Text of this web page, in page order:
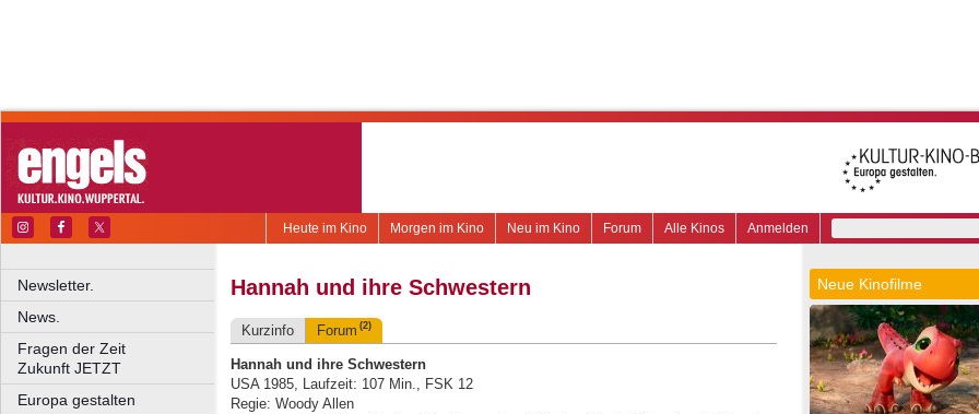
Anmelden
Alle Kinos
Forum
Neu im Kino
Morgen im Kino
Heute im Kino
Newsletter.
News.
Fragen der Zeit
Zukunft JETZT
Europa gestalten
Hannah und ihre Schwestern
Kurzinfo Forum (2)
Hannah und ihre Schwestern
USA 1985, Laufzeit: 107 Min., FSK 12
Regie: Woody Allen
Neue Kinofilme